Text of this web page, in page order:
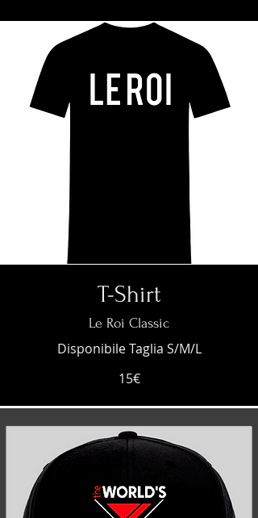
T-Shirt
Le Roi Classic
Disponibile Taglia S/M/L
15€